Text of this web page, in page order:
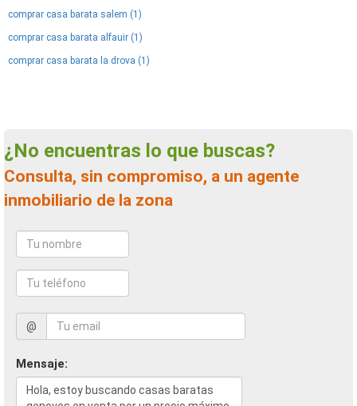
comprar casa barata salem (1)
comprar casa barata alfauir (1)
comprar casa barata la drova (1)
¿No encuentras lo que buscas?
Consulta, sin compromiso, a un agente
inmobiliario de la zona
@
Mensaje: